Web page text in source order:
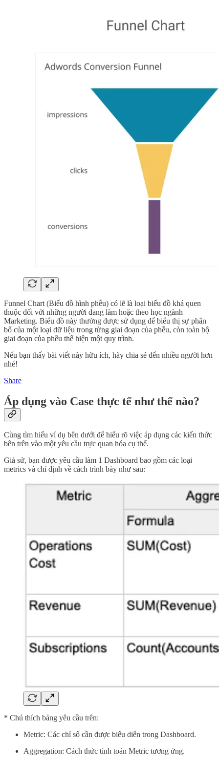
Funnel Chart (Biểu đồ hình phễu) có lẽ là loại biểu đồ khá quen
thuộc đối với những người đang làm hoặc theo học ngành
Marketing. Biểu đồ này thường được sử dụng để biểu thị sự phân
bổ của một loại dữ liệu trong từng giai đoạn của phễu, còn toàn bộ
giai đoạn của phễu thể hiện một quy trình.
Nếu bạn thấy bài viết này hữu ích, hãy chia sẻ đến nhiều người hơn
nhé!
Share
Áp dụng vào Case thực tế như thế nào?
Cùng tìm hiểu ví dụ bên dưới để hiểu rõ việc áp dụng các kiến thức
bên trên vào một yêu cầu trực quan hóa cụ thể.
Giả sử, bạn được yêu cầu làm 1 Dashboard bao gồm các loại
metrics và chỉ định về cách trình bày như sau:
* Chú thích bảng yêu cầu trên:
Metric: Các chỉ số cần được biểu diễn trong Dashboard.
Aggregation: Cách thức tính toán Metric tương ứng.